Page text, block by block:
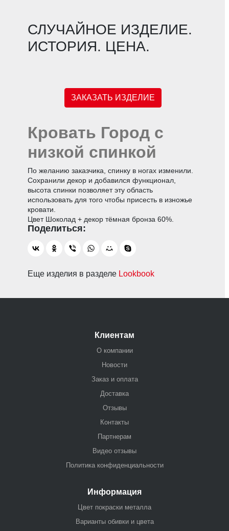
СЛУЧАЙНОЕ ИЗДЕЛИЕ.
ИСТОРИЯ. ЦЕНА.
ЗАКАЗАТЬ ИЗДЕЛИЕ
Кровать Город с
низкой спинкой
По желанию заказчика, спинку в ногах изменили.
Сохранили декор и добавился функционал,
высота спинки позволяет эту область
использовать для того чтобы присесть в изножье
кровати.
Цвет Шоколад + декор тёмная бронза 60%.
Еще изделия в разделе Lookbook
Клиентам
О компании
Новости
Заказ и оплата
Доставка
Отзывы
Контакты
Партнерам
Видео отзывы
Политика конфиденциальности
Информация
Цвет покраски металла
Варианты обивки и цвета